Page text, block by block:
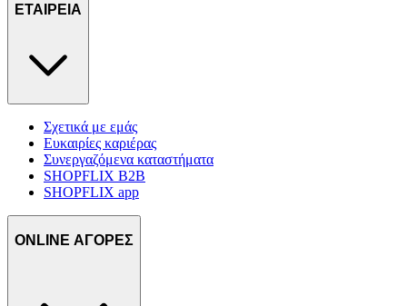
ΕΤΑΙΡΕΙΑ
Σχετικά με εμάς
Ευκαιρίες καριέρας
Συνεργαζόμενα καταστήματα
SHOPFLIX B2B
SHOPFLIX app
ONLINE ΑΓΟΡΕΣ